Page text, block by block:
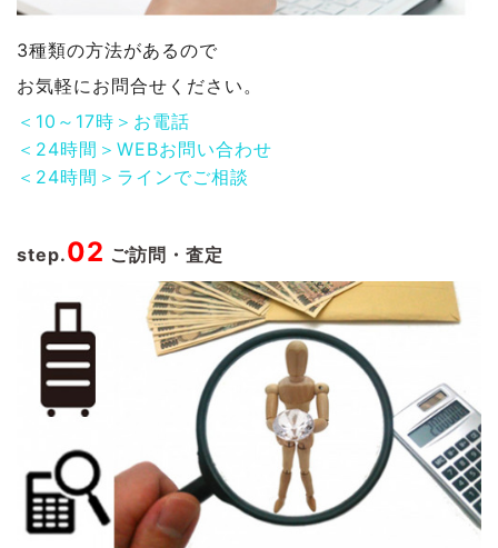
3種類の方法があるので
お気軽にお問合せください。
＜10～17時＞お電話
＜24時間＞WEBお問い合わせ
＜24時間＞ラインでご相談
step.02 ご訪問・査定